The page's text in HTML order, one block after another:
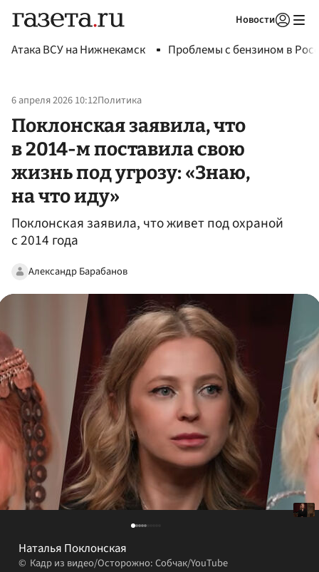
Новости
Атака ВСУ на Нижнекамск Проблемы с бензином в
6 апреля 2026 10:12Политика
Поклонская заявила, что
в 2014-м поставила свою
жизнь под угрозу: «Знаю,
на что иду»
Поклонская заявила, что живет под охраной
с 2014 года
Александр Барабанов
Наталья Поклонская
Кадр из видео/Осторожно: Собчак/YouTube